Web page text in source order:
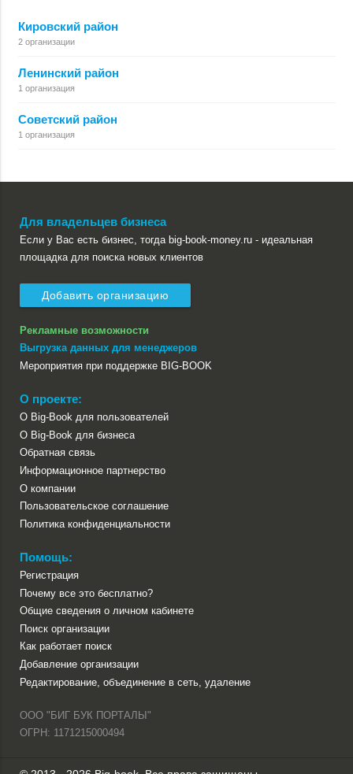
Кировский район
2 организации
Ленинский район
1 организация
Советский район
1 организация
Для владельцев бизнеса
Если у Вас есть бизнес, тогда big-book-money.ru - идеальная
площадка для поиска новых клиентов
Добавить организацию
Рекламные возможности
Выгрузка данных для менеджеров
Мероприятия при поддержке BIG-BOOK
О проекте:
О Big-Book для пользователей
О Big-Book для бизнеса
Обратная связь
Информационное партнерство
О компании
Пользовательское соглашение
Политика конфиденциальности
Помощь:
Регистрация
Почему все это бесплатно?
Общие сведения о личном кабинете
Поиск организации
Как работает поиск
Добавление организации
Редактирование, объединение в сеть, удаление
ООО "БИГ БУК ПОРТАЛЫ"
ОГРН: 1171215000494